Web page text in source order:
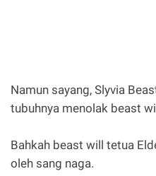
Namun sayang, Slyvia
tubuhnya menolak beast
Bahkah beast will tetua
oleh sang naga.